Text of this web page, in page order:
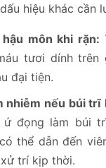
hiệu khác cần
môn khi rặn:
tươi dính trên
đại tiện.
nhiễm nếu búi trĩ
ứ đọng làm búi
thể dẫn đến
trí kịp thời.